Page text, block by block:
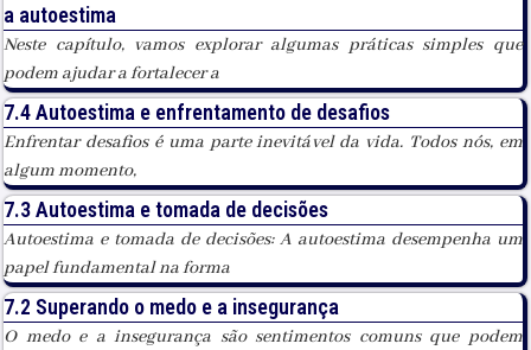
a autoestima
Neste capítulo, vamos explorar algumas práticas simples que
podem ajudar a fortalecer a
7.4 Autoestima e enfrentamento de desafios
Enfrentar desafios é uma parte inevitável da vida. Todos nós, em
algum momento,
7.3 Autoestima e tomada de decisões
Autoestima e tomada de decisões: A autoestima desempenha um
papel fundamental na forma
7.2 Superando o medo e a insegurança
O medo e a insegurança são sentimentos comuns que podem